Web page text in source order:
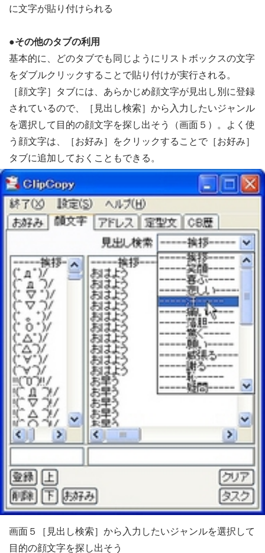
に文字が貼り付けられる
●その他のタブの利用
基本的に、どのタブでも同じようにリストボックスの文字
をダブルクリックすることで貼り付けが実行される。
［顔文字］タブには、あらかじめ顔文字が見出し別に登録
されているので、［見出し検索］から入力したいジャンル
を選択して目的の顔文字を探し出そう（画面５）。よく使
う顔文字は、［お好み］をクリックすることで［お好み］
タブに追加しておくこともできる。
画面５［見出し検索］から入力したいジャンルを選択して
目的の顔文字を探し出そう